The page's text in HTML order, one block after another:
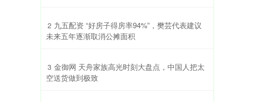
2 ​九五配资 “好房子得房率94%”，樊芸代表建议
未来五年逐渐取消公摊面积
3 ​金御网 天舟家族高光时刻大盘点，中国人把太
空送货做到极致